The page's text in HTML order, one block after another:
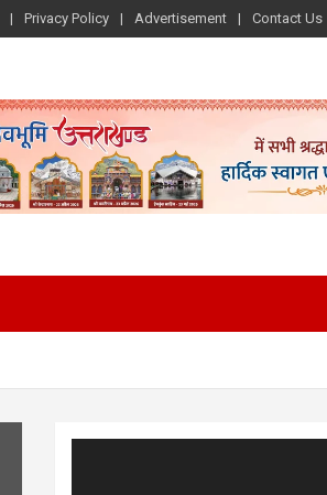
Privacy Policy Advertisement Contact Us